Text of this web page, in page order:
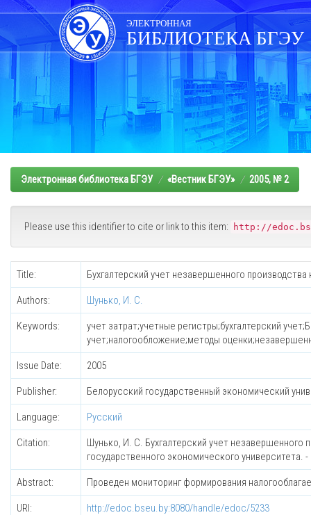
Skip
navigation
ЭЛЕКТРОННАЯ
БИБЛИОТЕКА БГЭУ
Электронная библиотека БГЭУ «Вестник БГЭУ» 2005, № 2
Please use this identifier to cite or link to this item: http://
Title: Бухгалтерский учет незавершенного
Authors: Шунько, И. С.
Keywords:
учет затрат;учетные регистры;бухгалтерский
учет;налогообложение;методы
Issue Date: 2005
Publisher: Белорусский государственный экономический
Language: Русский
Citation:
Шунько, И. С. Бухгалтерский учет
государственного экономического университета.
Abstract: Проведен мониторинг формирования
URI: http://edoc.bseu.by:8080/handle/edoc/5233